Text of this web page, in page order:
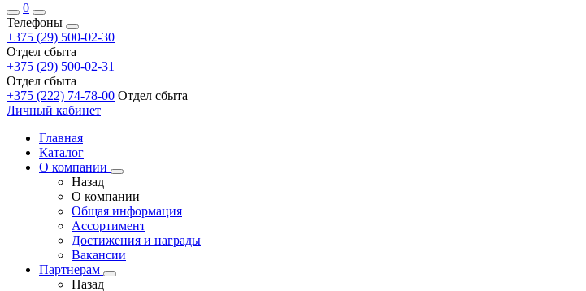
0
Телефоны
+375 (29) 500-02-30
Отдел сбыта
+375 (29) 500-02-31
Отдел сбыта
+375 (222) 74-78-00 Отдел сбыта
Личный кабинет
Главная
Каталог
О компании
Назад
О компании
Общая информация
Ассортимент
Достижения и награды
Вакансии
Партнерам
Назад